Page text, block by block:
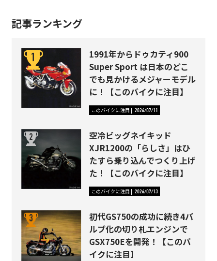
記事ランキング
1991年からドゥカティ900
Super Sport は日本のどこ
でも見かけるメジャーモデル
に！【このバイクに注目】
このバイクに注目 2026/07/11
空冷ビッグネイキッド
XJR1200の「らしさ」はひ
たすら乗り込んでつくり上げ
た！【このバイクに注目】
このバイクに注目 2026/07/13
初代GS750の成功に続き4バ
ルブ化の切り札エンジンで
GSX750Eを開発！【このバ
イクに注目】